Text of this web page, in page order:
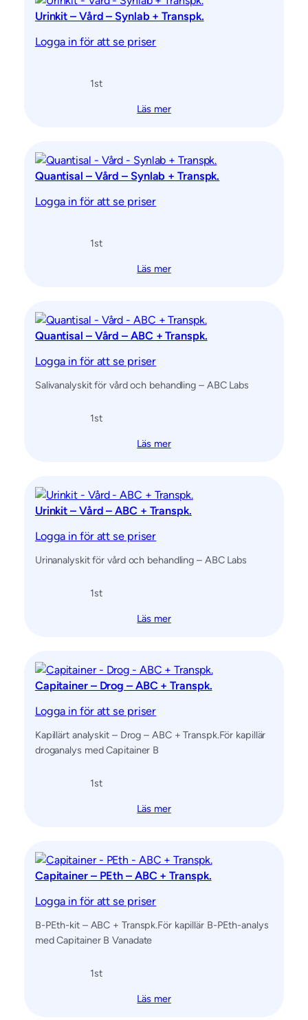
Urinkit – Vård – Synlab + Transpk.
Logga in för att se priser
1st
Läs mer
Quantisal – Vård – Synlab + Transpk.
Logga in för att se priser
1st
Läs mer
Quantisal – Vård – ABC + Transpk.
Logga in för att se priser
Salivanalyskit för vård och behandling – ABC Labs
1st
Läs mer
Urinkit – Vård – ABC + Transpk.
Logga in för att se priser
Urinanalyskit för vård och behandling – ABC Labs
1st
Läs mer
Capitainer – Drog – ABC + Transpk.
Logga in för att se priser
Kapillärt analyskit – Drog – ABC + Transpk.För kapillär
droganalys med Capitainer B
1st
Läs mer
Capitainer – PEth – ABC + Transpk.
Logga in för att se priser
B-PEth-kit – ABC + Transpk.För kapillär B-PEth-analys
med Capitainer B Vanadate
1st
Läs mer